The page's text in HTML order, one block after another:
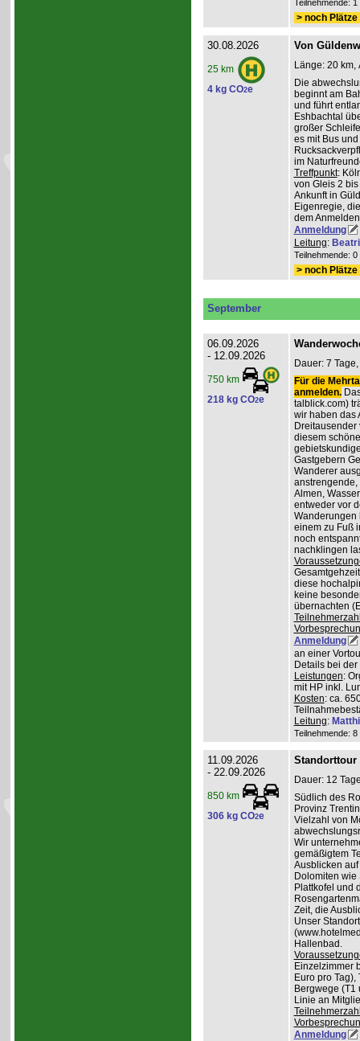
Teilnehmende:
> noch
30.08.2026
25 km
4 kg CO2e
Von
Länge: 20 km,
Die
beginnt am
und führt
Eshbachtal
großer
es mit Bus
im
Treffpunkt:
von Gleis 2
Ankunft in
Eigenregie,
dem
Anmeldung
Leitung:
Teilnehmende:
> noch
September
06.09.2026
- 12.09.2026
750 km
218 kg CO2e
Dauer: 7
Für die
anmelden.
talblick.com)
wir haben das
diesem
Gastgebern
Wanderer
Almen,
entweder vor
Wanderungen
einem zu Fuß
noch
nachklingen
diese
keine
übernachten
Anmeldung
an einer
Details bei
Leistungen:
mit HP inkl.
Kosten: ca.
Leitung:
Teilnehmende:
11.09.2026
- 22.09.2026
850 km
306 kg CO2e
Standorttour
Dauer: 12
Südlich des
Provinz
Vielzahl von
Wir
gemäßigtem
Ausblicken
Dolomiten wie
Plattkofel und
Zeit, die
Unser
Hallenbad.
Einzelzimmer
Euro pro
Bergwege (T1
Linie an
Anmeldung